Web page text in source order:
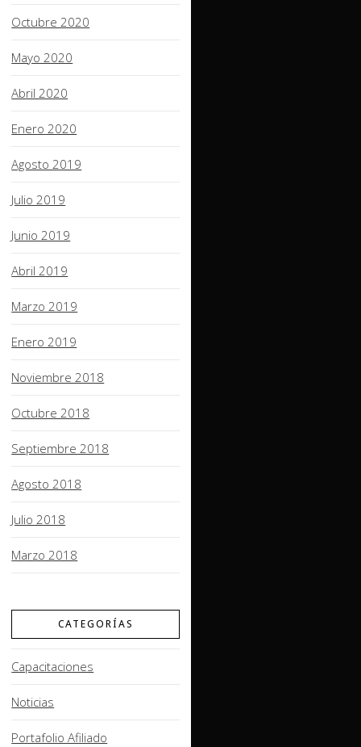
Octubre 2020
Mayo 2020
Abril 2020
Enero 2020
Agosto 2019
Julio 2019
Junio 2019
Abril 2019
Marzo 2019
Enero 2019
Noviembre 2018
Octubre 2018
Septiembre 2018
Agosto 2018
Julio 2018
Marzo 2018
CATEGORÍAS
Capacitaciones
Noticias
Portafolio Afiliado